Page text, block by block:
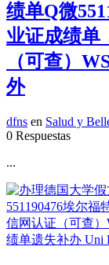
绩单Q微
业证成绩单
（可查）
外
dfns en Salud y
0 Respuestas
...